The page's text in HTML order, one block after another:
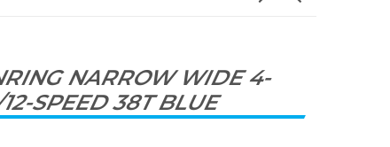
NARROW WIDE 4-
SPEED 38T BLUE